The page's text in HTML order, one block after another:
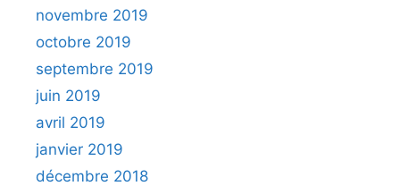
novembre 2019
octobre 2019
septembre 2019
juin 2019
avril 2019
janvier 2019
décembre 2018